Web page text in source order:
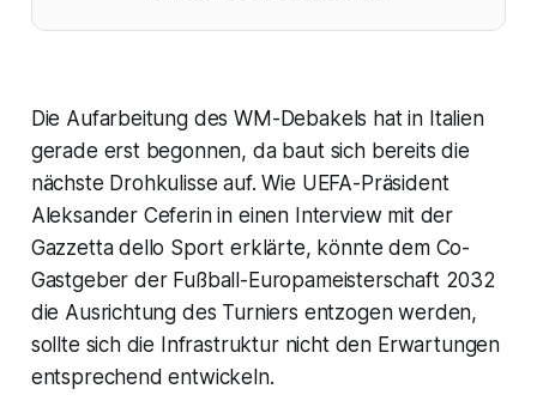
Die Aufarbeitung des WM-Debakels hat in Italien
gerade erst begonnen, da baut sich bereits die
nächste Drohkulisse auf. Wie UEFA-Präsident
Aleksander Ceferin in einen Interview mit der
Gazzetta dello Sport erklärte, könnte dem Co-
Gastgeber der Fußball-Europameisterschaft 2032
die Ausrichtung des Turniers entzogen werden,
sollte sich die Infrastruktur nicht den Erwartungen
entsprechend entwickeln.